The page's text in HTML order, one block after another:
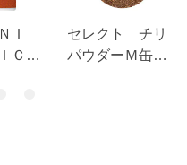
Ｉ
Ｃ
セレクト チリ
パウダーＭ缶２